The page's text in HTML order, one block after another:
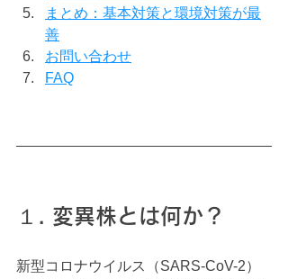
まとめ：基本対策と環境対策が最
善
お問い合わせ
FAQ
１. 変異株とは何か？
新型コロナウイルス（SARS-CoV-2）